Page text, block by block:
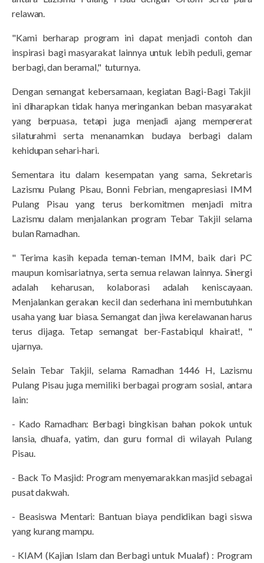
relawan.
"Kami berharap program ini dapat menjadi contoh dan
inspirasi bagi masyarakat lainnya untuk lebih peduli, gemar
berbagi, dan beramal," tuturnya.
Dengan semangat kebersamaan, kegiatan Bagi-Bagi Takjil
ini diharapkan tidak hanya meringankan beban masyarakat
yang berpuasa, tetapi juga menjadi ajang mempererat
silaturahmi serta menanamkan budaya berbagi dalam
kehidupan sehari-hari.
Sementara itu dalam kesempatan yang sama, Sekretaris
Lazismu Pulang Pisau, Bonni Febrian, mengapresiasi IMM
Pulang Pisau yang terus berkomitmen menjadi mitra
Lazismu dalam menjalankan program Tebar Takjil selama
bulan Ramadhan.
" Terima kasih kepada teman-teman IMM, baik dari PC
maupun komisariatnya, serta semua relawan lainnya. Sinergi
adalah keharusan, kolaborasi adalah keniscayaan.
Menjalankan gerakan kecil dan sederhana ini membutuhkan
usaha yang luar biasa. Semangat dan jiwa kerelawanan harus
terus dijaga. Tetap semangat ber-Fastabiqul khairat!, "
ujarnya.
Selain Tebar Takjil, selama Ramadhan 1446 H, Lazismu
Pulang Pisau juga memiliki berbagai program sosial, antara
lain:
- Kado Ramadhan: Berbagi bingkisan bahan pokok untuk
lansia, dhuafa, yatim, dan guru formal di wilayah Pulang
Pisau.
- Back To Masjid: Program menyemarakkan masjid sebagai
pusat dakwah.
- Beasiswa Mentari: Bantuan biaya pendidikan bagi siswa
yang kurang mampu.
- KIAM (Kajian Islam dan Berbagi untuk Mualaf) : Program